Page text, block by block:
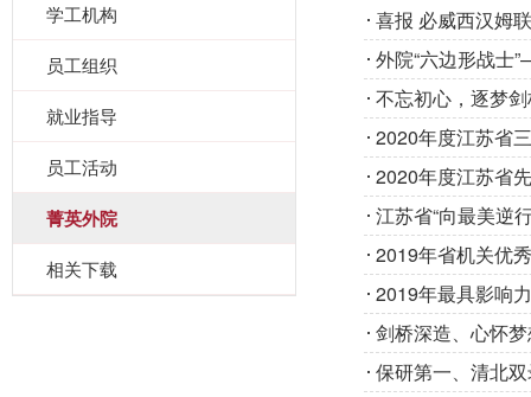
学工机构
员工组织
就业指导
员工活动
菁英外院
相关下载
喜报 必威西汉姆
外院“六边形战士
不忘初心，逐梦
2020年度江苏省
2020年度江苏省
江苏省“向最美逆
2019年省机关优
2019年最具影响
剑桥深造、心怀
保研第一、清北